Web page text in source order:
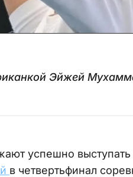
Эйжей
успешно выступать
в четвертьфинал